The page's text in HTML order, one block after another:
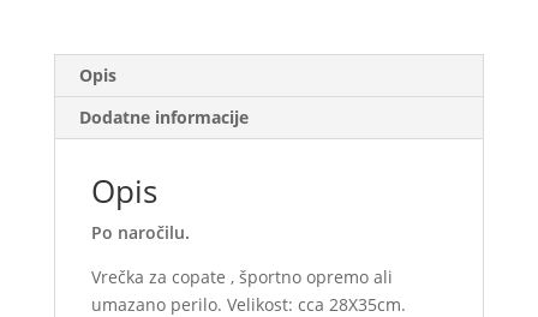
Opis
Dodatne informacije
Opis
Po naročilu.
Vrečka za copate , športno opremo ali
umazano perilo. Velikost: cca 28X35cm.